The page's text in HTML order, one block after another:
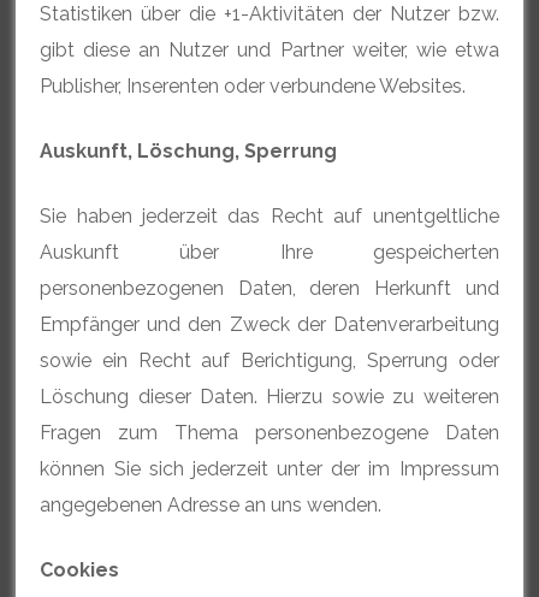
Statistiken über die +1-Aktivitäten der Nutzer bzw.
gibt diese an Nutzer und Partner weiter, wie etwa
Publisher, Inserenten oder verbundene Websites.
Auskunft, Löschung, Sperrung
Sie haben jederzeit das Recht auf unentgeltliche
Auskunft über Ihre gespeicherten
personenbezogenen Daten, deren Herkunft und
Empfänger und den Zweck der Datenverarbeitung
sowie ein Recht auf Berichtigung, Sperrung oder
Löschung dieser Daten. Hierzu sowie zu weiteren
Fragen zum Thema personenbezogene Daten
können Sie sich jederzeit unter der im Impressum
angegebenen Adresse an uns wenden.
Cookies